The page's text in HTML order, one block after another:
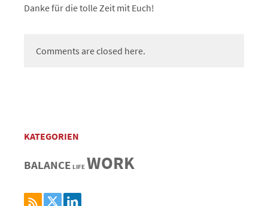
Danke für die tolle Zeit mit Euch!
Comments are closed here.
KATEGORIEN
BALANCE LIFE WORK